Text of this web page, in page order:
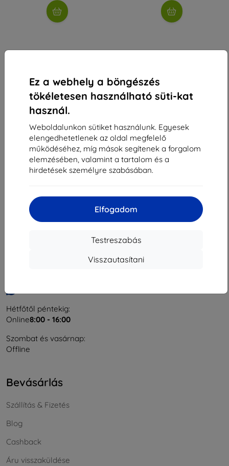
Ez a webhely a böngészés
tökéletesen használható süti-kat
használ.
Weboldalunkon sütiket használunk. Egyesek
elengedhetetlenek az oldal megfelelő
működéséhez, míg mások segítenek a forgalom
elemzésében, valamint a tartalom és a
hirdetések személyre szabásában.
Elfogadom
Testreszabás
Visszautasítani
Shield-Sk s.r.o.
Rudolf Mocka utca 3750/2A
Cégjegyzékszám:
ÁFA-azonosító:
SK2023549671
Hétfőtől péntekig:
Online8:00 - 16:00
Szombat és vasárnap:
Offline
Bevásárlás
Szállítás & Fizetés
Blog
Cashback
Áru visszaküldése